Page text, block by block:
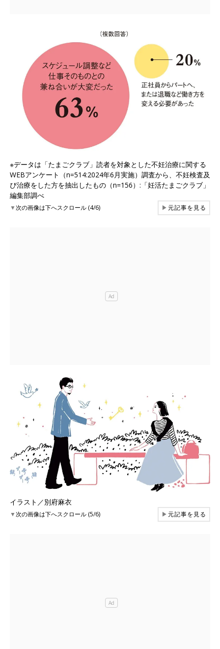
※データは「たまごクラブ」読者を対象とした不妊治療に関する
WEBアンケート（n=514:2024年6月実施）調査から、不妊検査及
び治療をした方を抽出したもの（n=156）:「妊活たまごクラブ」
編集部調べ
▼次の画像は下へスクロール (4/6) ▶元記事を見る
イラスト／別府麻衣
▼次の画像は下へスクロール (5/6) ▶元記事を見る